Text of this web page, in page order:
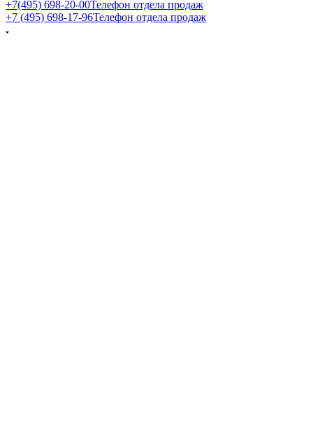
+7(495) 698-20-00Телефон отдела продаж
+7 (495) 698-17-96Телефон отдела продаж